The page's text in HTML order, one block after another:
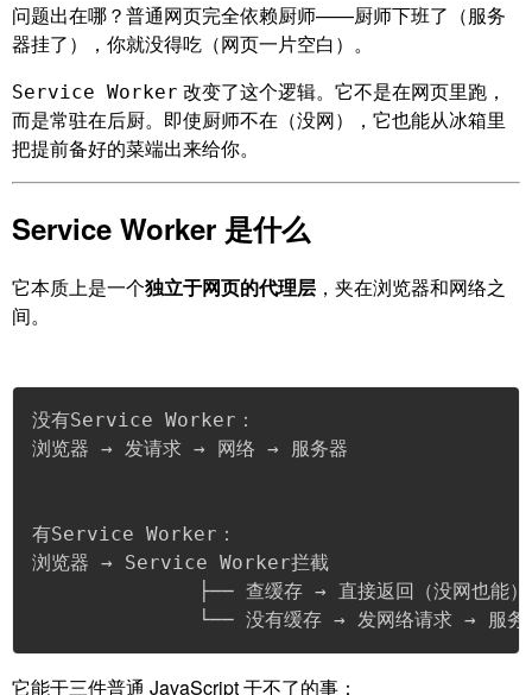
问题出在哪？普通网页完全依赖厨师——厨师下班了（服务
器挂了），你就没得吃（网页一片空白）。
Service Worker 改变了这个逻辑。它不是在网页里跑，
而是常驻在后厨。即使厨师不在（没网），它也能从冰箱里
把提前备好的菜端出来给你。
Service Worker 是什么
它本质上是一个独立于网页的代理层 ，夹在浏览器和网络之
间。
没有Service Worker：
浏览器 → 发请求 → 网络 → 服务器
有Service Worker：
浏览器 → Service Worker拦截
              ├── 查缓存 → 直接返回（没网也能）
└── 没有缓存 → 发网络请求 → 服务
它能干三件普通 JavaScript 干不了的事：